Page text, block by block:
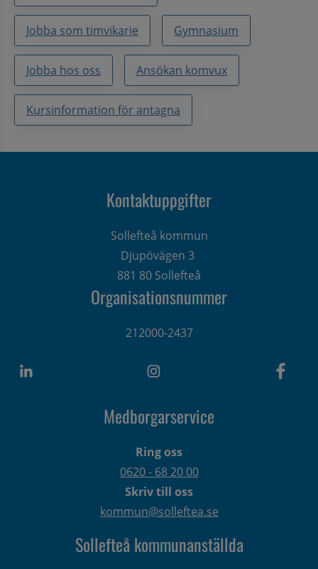
Jobba som timvikarie Gymnasium
Jobba hos oss Ansökan komvux
Kursinformation för antagna
Kontaktuppgifter
Sollefteå kommun
Djupövägen 3
881 80 Sollefteå
Organisationsnummer
212000-2437
Medborgarservice
Ring oss
0620 - 68 20 00
Skriv till oss
kommun@solleftea.se
Sollefteå kommunanställda